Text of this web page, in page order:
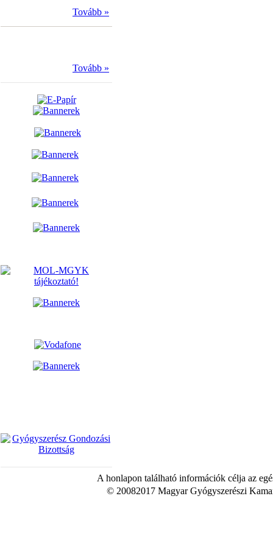
Tovább »
Tovább »
A honlapon található információk célja az
© 20082017 Magyar Gyógyszerészi